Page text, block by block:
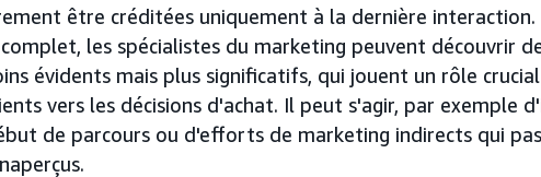
être créditées uniquement à la dernière interaction.
les spécialistes du marketing peuvent découvrir
évidents mais plus significatifs, qui jouent un rôle
vers les décisions d'achat. Il peut s'agir, par exemple
de parcours ou d'efforts de marketing indirects qui